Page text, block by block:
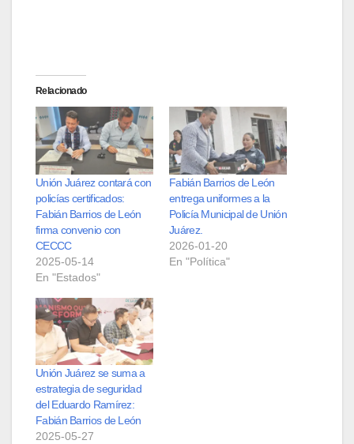
Relacionado
Unión Juárez contará con
policías certificados:
Fabián Barrios de León
firma convenio con
CECCC
2025-05-14
En "Estados"
Fabián Barrios de León
entrega uniformes a la
Policía Municipal de Unión
Juárez.
2026-01-20
En "Política"
Unión Juárez se suma a
estrategia de seguridad
del Eduardo Ramírez:
Fabián Barrios de León
2025-05-27